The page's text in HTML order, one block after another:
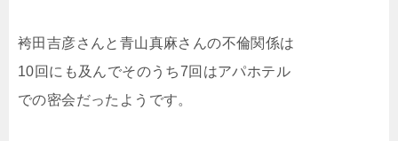
袴田吉彦さんと青山真麻さんの不倫関係は
10回にも及んでそのうち7回はアパホテル
での密会だったようです。